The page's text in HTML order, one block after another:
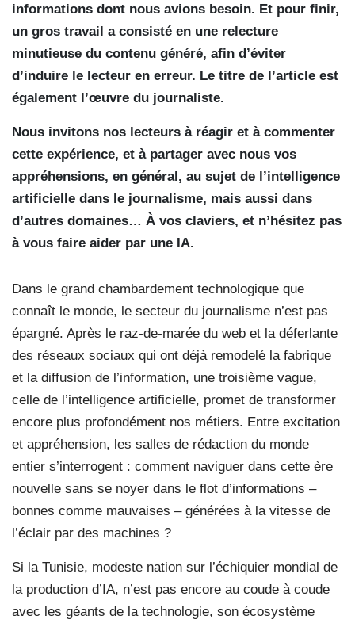
informations dont nous avions besoin. Et pour finir,
un gros travail a consisté en une relecture
minutieuse du contenu généré, afin d’éviter
d’induire le lecteur en erreur. Le titre de l’article est
également l’œuvre du journaliste.
Nous invitons nos lecteurs à réagir et à commenter
cette expérience, et à partager avec nous vos
appréhensions, en général, au sujet de l’intelligence
artificielle dans le journalisme, mais aussi dans
d’autres domaines… À vos claviers, et n’hésitez pas
à vous faire aider par une IA.
Dans le grand chambardement technologique que
connaît le monde, le secteur du journalisme n’est pas
épargné. Après le raz-de-marée du web et la déferlante
des réseaux sociaux qui ont déjà remodelé la fabrique
et la diffusion de l’information, une troisième vague,
celle de l’intelligence artificielle, promet de transformer
encore plus profondément nos métiers. Entre excitation
et appréhension, les salles de rédaction du monde
entier s’interrogent : comment naviguer dans cette ère
nouvelle sans se noyer dans le flot d’informations –
bonnes comme mauvaises – générées à la vitesse de
l’éclair par des machines ?
Si la Tunisie, modeste nation sur l’échiquier mondial de
la production d’IA, n’est pas encore au coude à coude
avec les géants de la technologie, son écosystème